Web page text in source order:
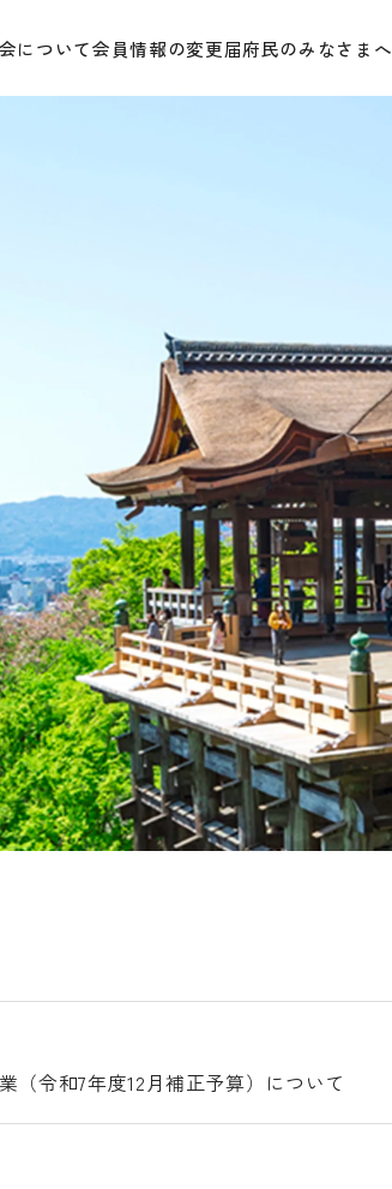
について会員情報の変更届府民のみなさまへ
（令和7年度12月補正予算）について